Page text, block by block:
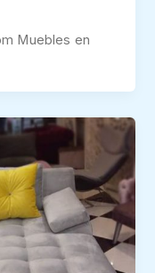
Muebles en